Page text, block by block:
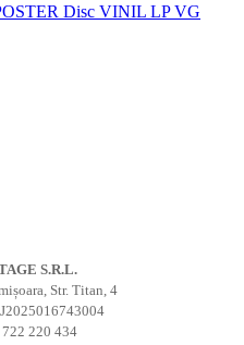
Disc VINIL LP VG
S.R.L.
Str. Titan, 4
220 434